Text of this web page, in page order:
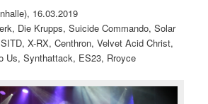
16.03.2019
Die Krupps, Suicide Commando, Solar
X-RX, Centhron, Velvet Acid Christ,
Us, Synthattack, ES23, Rroyce